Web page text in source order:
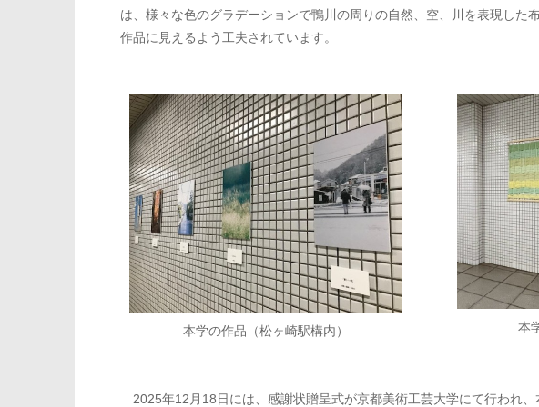
は、様々な色のグラデーションで鴨川の周りの自然、空、川を表現した
作品に見えるよう工夫されています。
本学の作品（松ヶ崎駅構内） 本
2025年12月18日には、感謝状贈呈式が京都美術工芸大学にて行われ